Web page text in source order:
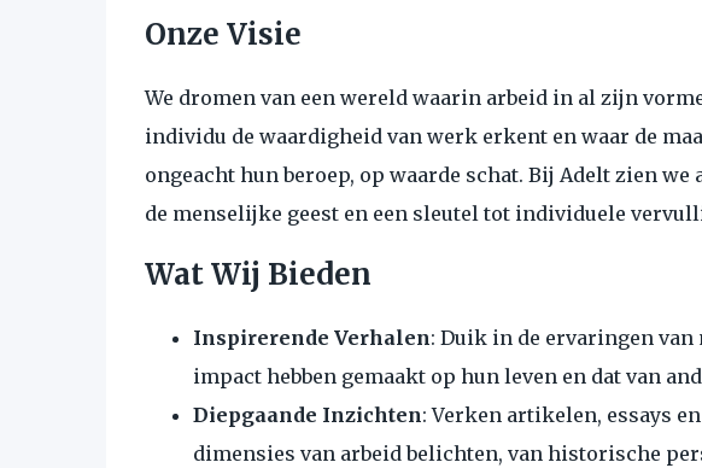
Onze Visie
We dromen van een wereld waarin arbeid in al zijn
individu de waardigheid van werk erkent en waar de
ongeacht hun beroep, op waarde schat. Bij Adelt zien
de menselijke geest en een sleutel tot individuele
Wat Wij Bieden
Inspirerende Verhalen: Duik in de ervaringen
impact hebben gemaakt op hun leven en dat van
Diepgaande Inzichten: Verken artikelen, essays
dimensies van arbeid belichten, van historische